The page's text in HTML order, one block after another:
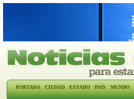
PORTADA CIUDAD ESTADO PAÍS MUNDO